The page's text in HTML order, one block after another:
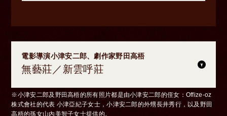
電影導演小津安二郎、劇作家野田高梧
無藝莊／新雲呼莊
※小津安二郎及野田高梧的所有照片都是由小津安二郎的侄女：Offize-oz
株式會社的代表 小津亞紀子女士，小津安二郎的外甥長井秀行，以及野田
高梧的孫女山內美智子女士提供的。